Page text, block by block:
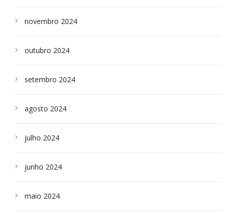
novembro 2024
outubro 2024
setembro 2024
agosto 2024
julho 2024
junho 2024
maio 2024